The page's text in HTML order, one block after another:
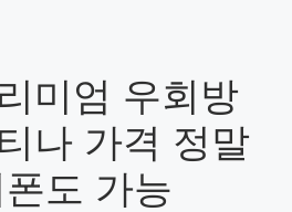
미엄 우회방
나 가격 정말
도 가능